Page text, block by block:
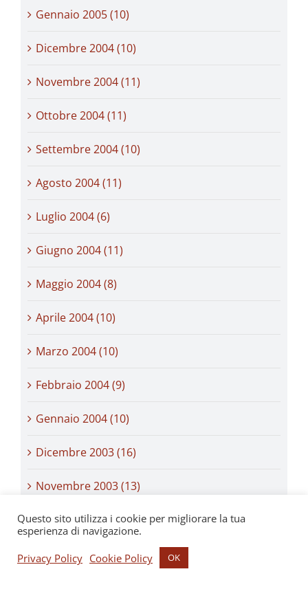
Gennaio 2005 (10)
Dicembre 2004 (10)
Novembre 2004 (11)
Ottobre 2004 (11)
Settembre 2004 (10)
Agosto 2004 (11)
Luglio 2004 (6)
Giugno 2004 (11)
Maggio 2004 (8)
Aprile 2004 (10)
Marzo 2004 (10)
Febbraio 2004 (9)
Gennaio 2004 (10)
Dicembre 2003 (16)
Novembre 2003 (13)
Ottobre 2003 (19)
Settembre 2003 (23)
Questo sito utilizza i cookie per migliorare la tua
esperienza di navigazione.
Privacy Policy Cookie Policy OK